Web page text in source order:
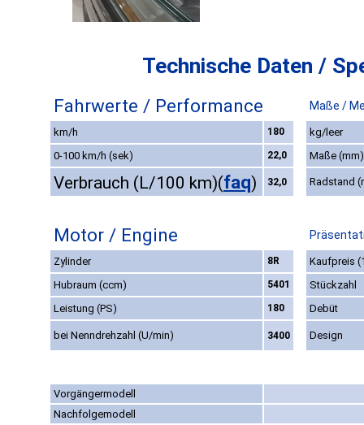
Technische Daten /
Fahrwerte / Performance Maße /
km/h 180
kg/leer
0-100 km/h (sek)
22,0 Maße (mm)
Verbrauch (L/100 km)(faq) 32,0 Radstand
Motor / Engine
Zylinder 8R
Kaufpreis
Hubraum (ccm)
5401
Stückzahl
Leistung (PS)
180 Debüt
bei Nenndrehzahl (U/min) 3400 Design
Vorgängermodell
Nachfolgemodell